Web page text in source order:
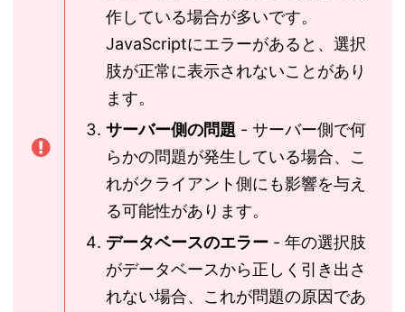
作している場合が多いです。
JavaScriptにエラーがあると、選択
肢が正常に表示されないことがあり
ます。
サーバー側の問題 - サーバー側で何
らかの問題が発生している場合、こ
れがクライアント側にも影響を与え
る可能性があります。
データベースのエラー - 年の選択肢
がデータベースから正しく引き出さ
れない場合、これが問題の原因であ